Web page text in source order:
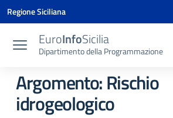
Vai ai contenuti
Vai al menu di navigazione
Vai al footer
Vai al banner delle Cookie Policy
Regione Siciliana
EuroInfoSicilia
Dipartimento della Programmazione
Argomento: Rischio
idrogeologico